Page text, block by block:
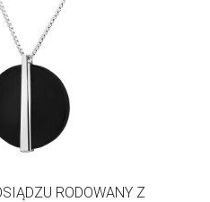
RODOWANY Z